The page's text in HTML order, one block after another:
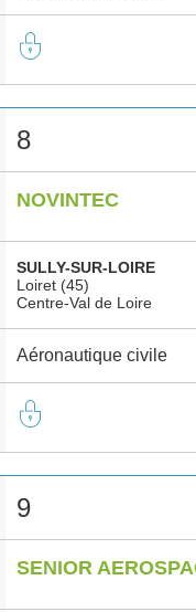
8
NOVINTEC
SULLY-SUR-LOIRE
Loiret (45)
Centre-Val de Loire
Aéronautique civile
9
SENIOR